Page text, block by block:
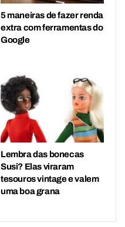
5 maneiras de fazer renda
extra com ferramentas do
Google
Lembra das bonecas
Susi? Elas viraram
tesouros vintage e valem
uma boa grana